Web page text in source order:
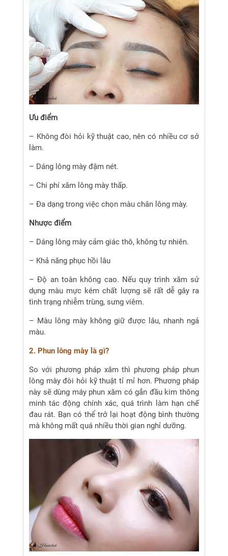
Ưu điểm
– Không đòi hỏi kỹ thuật cao, nên có nhiều cơ sở
làm.
– Dáng lông mày đậm nét.
– Chi phí xăm lông mày thấp.
– Đa dạng trong việc chọn màu chân lông mày.
Nhược điểm
– Dáng lông mày cảm giác thô, không tự nhiên.
– Khả năng phục hồi lâu
– Độ an toàn không cao. Nếu quy trình xăm sử
dụng màu mực kém chất lượng sẽ rất dễ gây ra
tình trạng nhiễm trùng, sưng viêm.
– Màu lông mày không giữ được lâu, nhanh ngả
màu.
2. Phun lông mày là gì?
So với phương pháp xăm thì phương pháp phun
lông mày đòi hỏi kỹ thuật tỉ mỉ hơn. Phương pháp
này sẽ dùng máy phun xăm có gắn đầu kim thông
minh tác động chính xác, quá trình làm hạn chế
đau rát. Bạn có thể trở lại hoạt động bình thường
mà không mất quá nhiều thời gian nghỉ dưỡng.